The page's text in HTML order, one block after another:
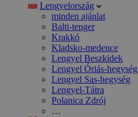
Lengyelország
minden ajánlat
Balti-tenger
Krakkó
Kladsko-medence
Lengyel Beszkidek
Lengyel Óriás-hegység
Lengyel Sas-hegység
Lengyel-Tátra
Polanica Zdrój
…